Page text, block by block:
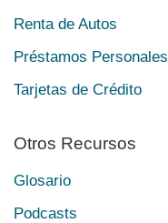
Renta de Autos
Préstamos Personales
Tarjetas de Crédito
Otros Recursos
Glosario
Podcasts